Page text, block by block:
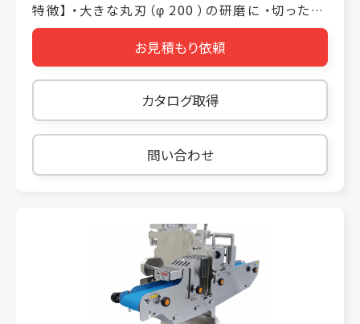
特徴】 ・大きな丸刃（φ 200 ）の研磨に ・切った食
材の鮮度維持にも違いが出ます ・包丁も研げま
法 W400 × L400 × H550（mm） 電動機 単相
100V 80W（本体部） 単相100V 40W（刃物取付
部） 重量 20kg 使用時間 60 分 砥石 外装φ 200
内装φ 98 丸刃対応機種 F-2000S/D、F-
2100S/D、F-2200S/D オプション 粗砥石
（#80/100）
お見積もり依頼
カタログ取得
問い合わせ